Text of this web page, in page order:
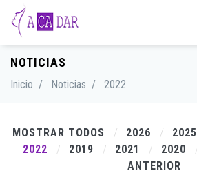
NOTICIAS
Inicio / Noticias / 2022
MOSTRAR TODOS 2026 2025
2022
2019 2021 2020
ANTERIOR